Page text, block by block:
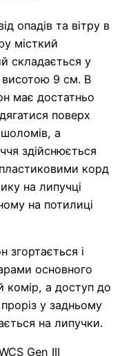
опадів та вітру в
місткий
складається у
висотою 9 см. В
має достатньо
поверх
а
здійснюється
корд
на липучці
на потилиці
згортається і
основного
комір, а доступ до
у задньому
на липучки.